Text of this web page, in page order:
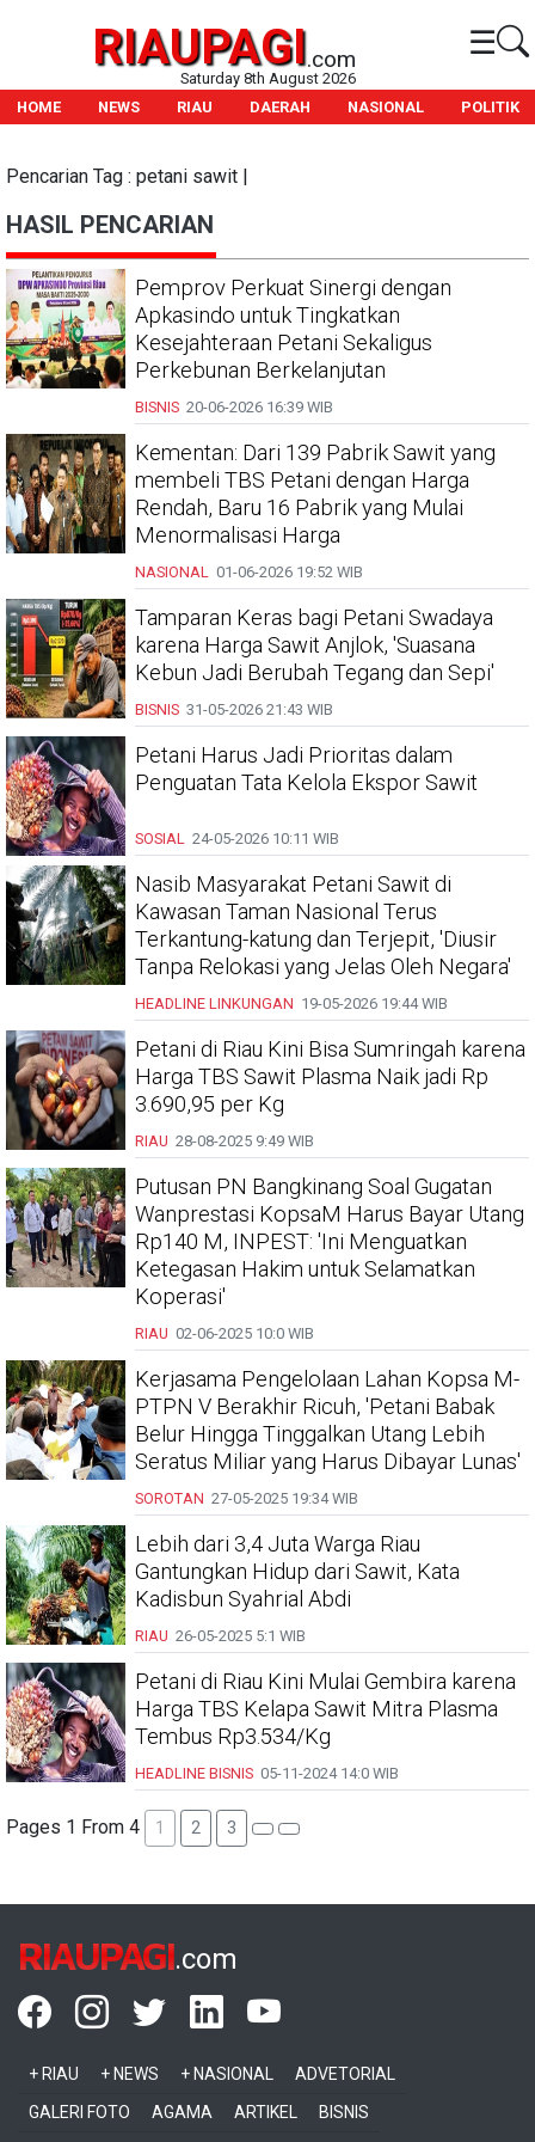
RIAUPAGI.com ☰
Saturday 8th August 2026
HOME
NEWS RIAU DAERAH NASIONAL POLITIK
Pencarian Tag : petani sawit |
HASIL PENCARIAN
Pemprov Perkuat Sinergi dengan
Apkasindo untuk Tingkatkan
Kesejahteraan Petani Sekaligus
Perkebunan Berkelanjutan
BISNIS 20-06-2026 16:39 WIB
Kementan: Dari 139 Pabrik Sawit yang
membeli TBS Petani dengan Harga
Rendah, Baru 16 Pabrik yang Mulai
Menormalisasi Harga
NASIONAL 01-06-2026 19:52 WIB
Tamparan Keras bagi Petani Swadaya
karena Harga Sawit Anjlok, 'Suasana
Kebun Jadi Berubah Tegang dan Sepi'
BISNIS 31-05-2026 21:43 WIB
Petani Harus Jadi Prioritas dalam
Penguatan Tata Kelola Ekspor Sawit
SOSIAL 24-05-2026 10:11 WIB
Nasib Masyarakat Petani Sawit di
Kawasan Taman Nasional Terus
Terkantung-katung dan Terjepit, 'Diusir
Tanpa Relokasi yang Jelas Oleh Negara'
HEADLINE LINKUNGAN 19-05-2026 19:44 WIB
Petani di Riau Kini Bisa Sumringah karena
Harga TBS Sawit Plasma Naik jadi Rp
3.690,95 per Kg
RIAU 28-08-2025 9:49 WIB
Putusan PN Bangkinang Soal Gugatan
Wanprestasi KopsaM Harus Bayar Utang
Rp140 M, INPEST: 'Ini Menguatkan
Ketegasan Hakim untuk Selamatkan
Koperasi'
RIAU 02-06-2025 10:0 WIB
Kerjasama Pengelolaan Lahan Kopsa M-
PTPN V Berakhir Ricuh, 'Petani Babak
Belur Hingga Tinggalkan Utang Lebih
Seratus Miliar yang Harus Dibayar Lunas'
SOROTAN 27-05-2025 19:34 WIB
Lebih dari 3,4 Juta Warga Riau
Gantungkan Hidup dari Sawit, Kata
Kadisbun Syahrial Abdi
RIAU 26-05-2025 5:1 WIB
Petani di Riau Kini Mulai Gembira karena
Harga TBS Kelapa Sawit Mitra Plasma
Tembus Rp3.534/Kg
HEADLINE BISNIS 05-11-202414:0 WIB
Pages 1 From 4 1 2 3
RIAUPAGI.com
+ RIAU + NEWS + NASIONAL
ADVETORIAL
GALERI FOTO
AGAMA ARTIKEL
BISNIS